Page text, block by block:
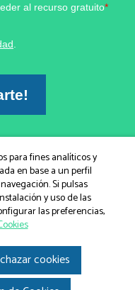
al recurso gratuito*
Integrativa 2026|
de privacidad
web
para fines analíticos y
en base a un perfil
Si pulsas
y uso de las
las preferencias,
cookies